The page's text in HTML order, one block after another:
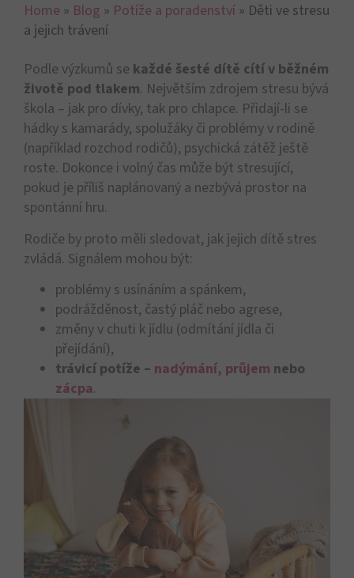
Home » Blog » Potíže a poradenství » Děti ve stresu
a jejich trávení
Podle výzkumů se každé šesté dítě cítí v běžném
životě pod tlakem. Největším zdrojem stresu bývá
škola – jak pro dívky, tak pro chlapce. Přidají-li se
hádky s kamarády, spolužáky či problémy v rodině
(například rozchod rodičů), psychická zátěž ještě
roste. Dokonce i volný čas může být stresující,
pokud je příliš naplánovaný a nezbývá prostor na
spontánní hru.
Rodiče by proto měli sledovat, jak jejich dítě stres
zvládá. Signálem mohou být:
problémy s usínáním a spánkem,
podrážděnost, častý pláč nebo agrese,
změny v chuti k jídlu (odmítání jídla či
přejídání),
trávicí potíže – nadýmání, průjem nebo
zácpa.